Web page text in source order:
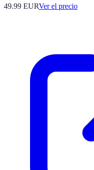
49.99 EURVer el precio